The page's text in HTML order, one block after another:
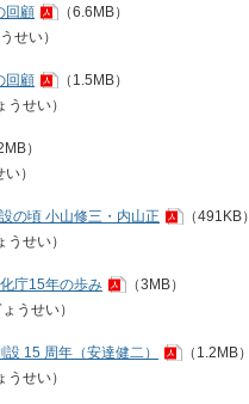
回顧
（6.6MB）
せい）
回顧
（1.5MB）
うせい）
）
）
の頃 小山修三・内山正
（491KB）
うせい）
庁15年の歩み
（3MB）
ょうせい）
15 周年（安達健二）
（1.2MB）
うせい）